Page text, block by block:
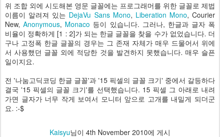
위 조합 외에 시도해본 영문 글꼴에는 프로그래머를 위한 글꼴로 제법
이름이 알려져 있는 DejaVu Sans Mono, Liberation Mono, Courier
New,Anonymous, Monaco 등이 있습니다. 그러나, 한글과 글자 폭
비율이 정확하게 [1 : 2]가 되는 한글 글꼴을 찾을 수가 없었습니다. 더
구나 고정폭 한글 글꼴의 경우는 그 존재 자체가 매우 드물어서 위에
서 사용했던 글꼴 외에 적당한 것을 발견하지 못했습니다. 매우 슬픈
일이지요.
전 '나눔고딕코딩 한글 글꼴'과 '15 픽셀의 글꼴 크기' 중에서 갈등하다
결국 '15 픽셀의 글꼴 크기'를 선택했습니다. 15 픽셀 그 아래로 내려
가면 글자가 너무 작게 보여서 모니터 앞으로 고개를 내밀게 되더군
요. :-$
Kaisyu님이 4th November 2010에 게시